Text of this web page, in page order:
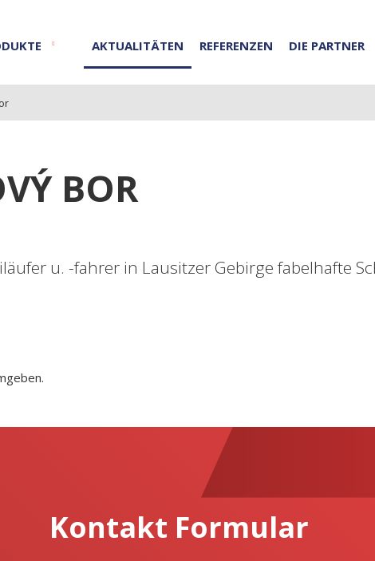
AKTUALITÄTEN REFERENZEN DIE PARTNER
BOR
u. -fahrer in Lausitzer Gebirge fabelhafte
Kontakt Formular